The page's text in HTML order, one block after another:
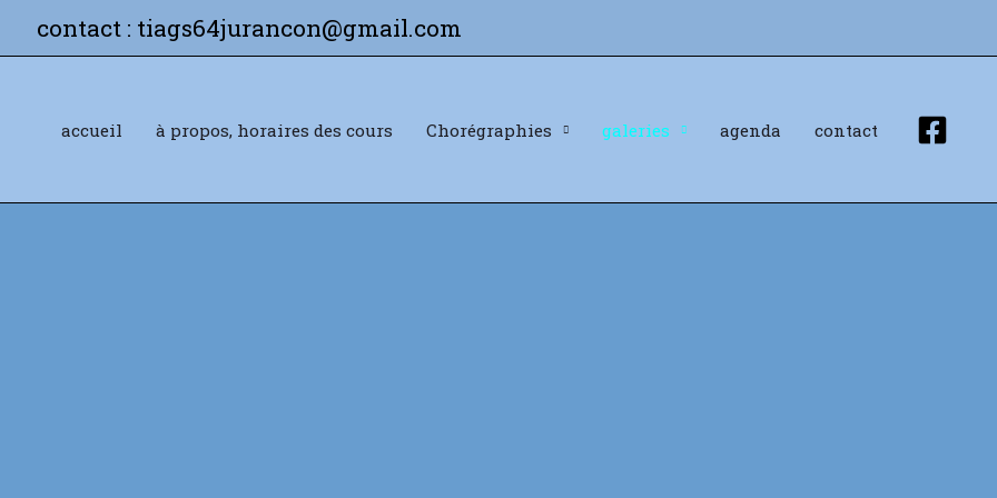
contact : tiags64jurancon@gmail.com
accueil à propos, horaires des cours Chorégraphies galeries agenda contact